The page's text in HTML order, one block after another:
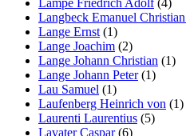
Langbeck Emanuel
Lange Ernst (1)
Lange Joachim (2)
Lange Johann Christian (1)
Lange Johann Peter(1)
Lau Samuel (1)
Laufenberg Heinrich von (1)
Laurenti Laurentius (5)
Lavater Caspar(6)